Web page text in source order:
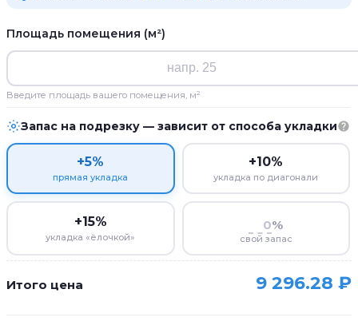
Площадь помещения (м²)
Введите площадь вашего помещения, м²
Запас на подрезку — зависит от способа укладки
+5%
прямая укладка
+10%
укладка по диагонали
+15%
укладка «ёлочкой»
%
свой запас
Итого цена 9 296.28 ₽